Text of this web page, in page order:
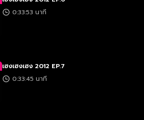
0:33:53 นาที
เฮงเฮงเฮง 2012 EP.7
0:33:45 นาที